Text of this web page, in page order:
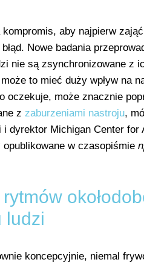
aby najpierw
Nowe badania
nie są zsynchronizowane z
to mieć duży wpływ na
oczekuje, może znacznie
z zaburzeniami nastroju,
dyrektor Michigan Center for
opublikowane w czasopiśmie
ludzi
koncepcyjnie, niemal